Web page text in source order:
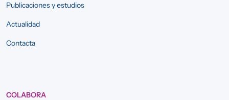
Publicaciones y estudios
Actualidad
Contacta
COLABORA